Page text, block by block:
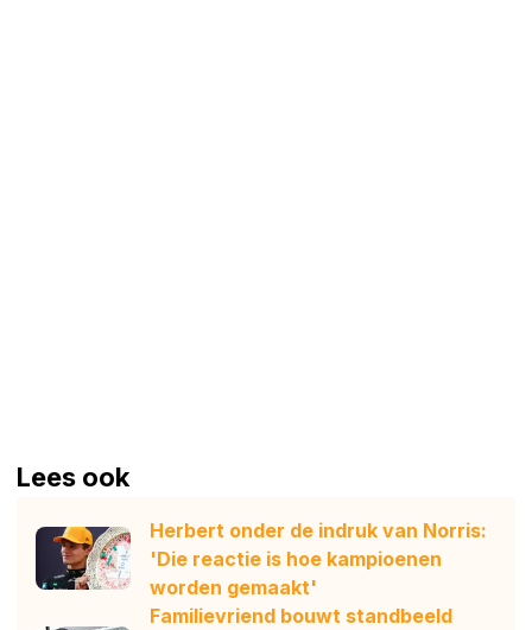
Lees ook
Herbert onder de indruk van Norris:
'Die reactie is hoe kampioenen
worden gemaakt'
Familievriend bouwt standbeeld